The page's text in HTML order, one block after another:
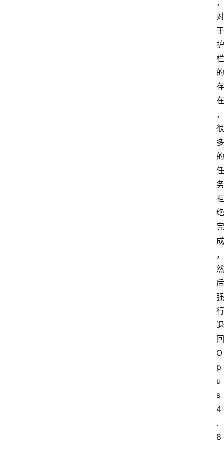
，
对
于
护
栏
的
存
在
，
很
多
的
任
务
拒
绝
完
成
，
然
后
强
行
退
回
O
p
u
s
4
.
8